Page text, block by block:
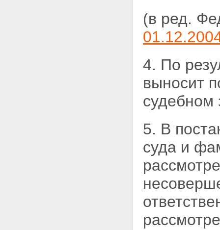
(в ред.
4. По
выносит
судебном
5. В
суда и